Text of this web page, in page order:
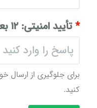
*تأیید امنیتی: ۱۲ بعلاوه ۳ = ؟
برای جلوگیری از ارسال
کنید.